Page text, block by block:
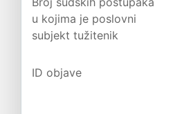
u kojima je poslovni
subjekt tužitenik
ID objave